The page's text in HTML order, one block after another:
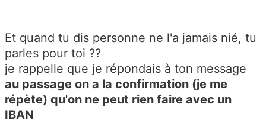
Et quand tu dis personne ne l'a jamais nié, tu
parles pour toi ??
je rappelle que je répondais à ton message
au passage on a la confirmation (je me
répète) qu'on ne peut rien faire avec un
IBAN